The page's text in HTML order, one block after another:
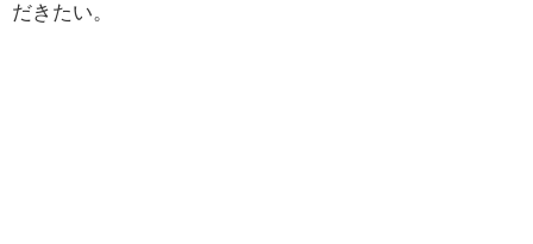
だきたい。